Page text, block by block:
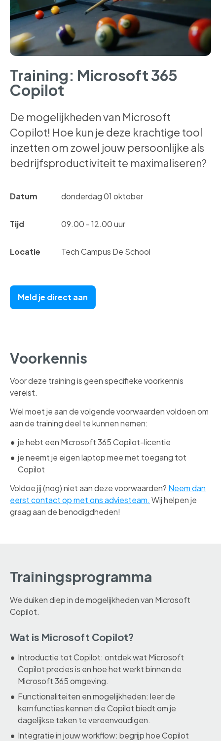
Training: Microsoft 365
Copilot
De mogelijkheden van Microsoft
Copilot! Hoe kun je deze krachtige tool
inzetten om zowel jouw persoonlijke als
bedrijfsproductiviteit te maximaliseren?
Datum donderdag 01 oktober
Tijd 09.00 - 12.00 uur
Locatie Tech Campus De School
Meld je direct aan
Voorkennis
Voor deze training is geen specifieke voorkennis
vereist.
Wel moet je aan de volgende voorwaarden voldoen om
aan de training deel te kunnen nemen:
je hebt een Microsoft 365 Copilot-licentie
je neemt je eigen laptop mee met toegang tot
Copilot
Voldoe jij (nog) niet aan deze voorwaarden? Neem dan
eerst contact op met ons adviesteam. Wij helpen je
graag aan de benodigdheden!
Trainingsprogramma
We duiken diep in de mogelijkheden van Microsoft
Copilot.
Wat is Microsoft Copilot?
Introductie tot Copilot: ontdek wat Microsoft
Copilot precies is en hoe het werkt binnen de
Microsoft 365 omgeving.
Functionaliteiten en mogelijkheden: leer de
kernfuncties kennen die Copilot biedt om je
dagelijkse taken te vereenvoudigen.
Integratie in jouw workflow: begrijp hoe Copilot